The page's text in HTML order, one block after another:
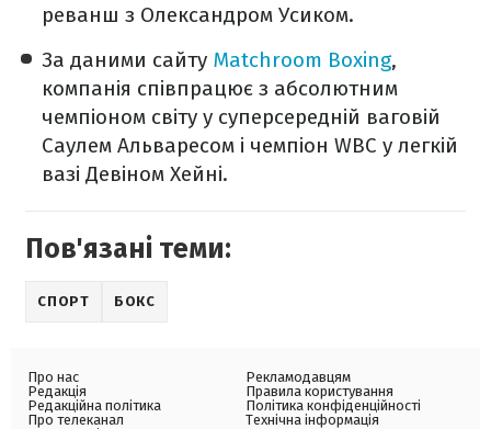
реванш з Олександром Усиком.
За даними сайту Matchroom Boxing,
компанія співпрацює з абсолютним
чемпіоном світу у суперсередній ваговій
Саулем Альваресом і чемпіон WBC у легкій
вазі Девіном Хейні.
Пов'язані теми:
СПОРТ БОКС
Про нас
Редакція
Редакційна політика
Про телеканал
Рекламодавцям
Правила користування
Політика конфіденційності
Технічна інформація